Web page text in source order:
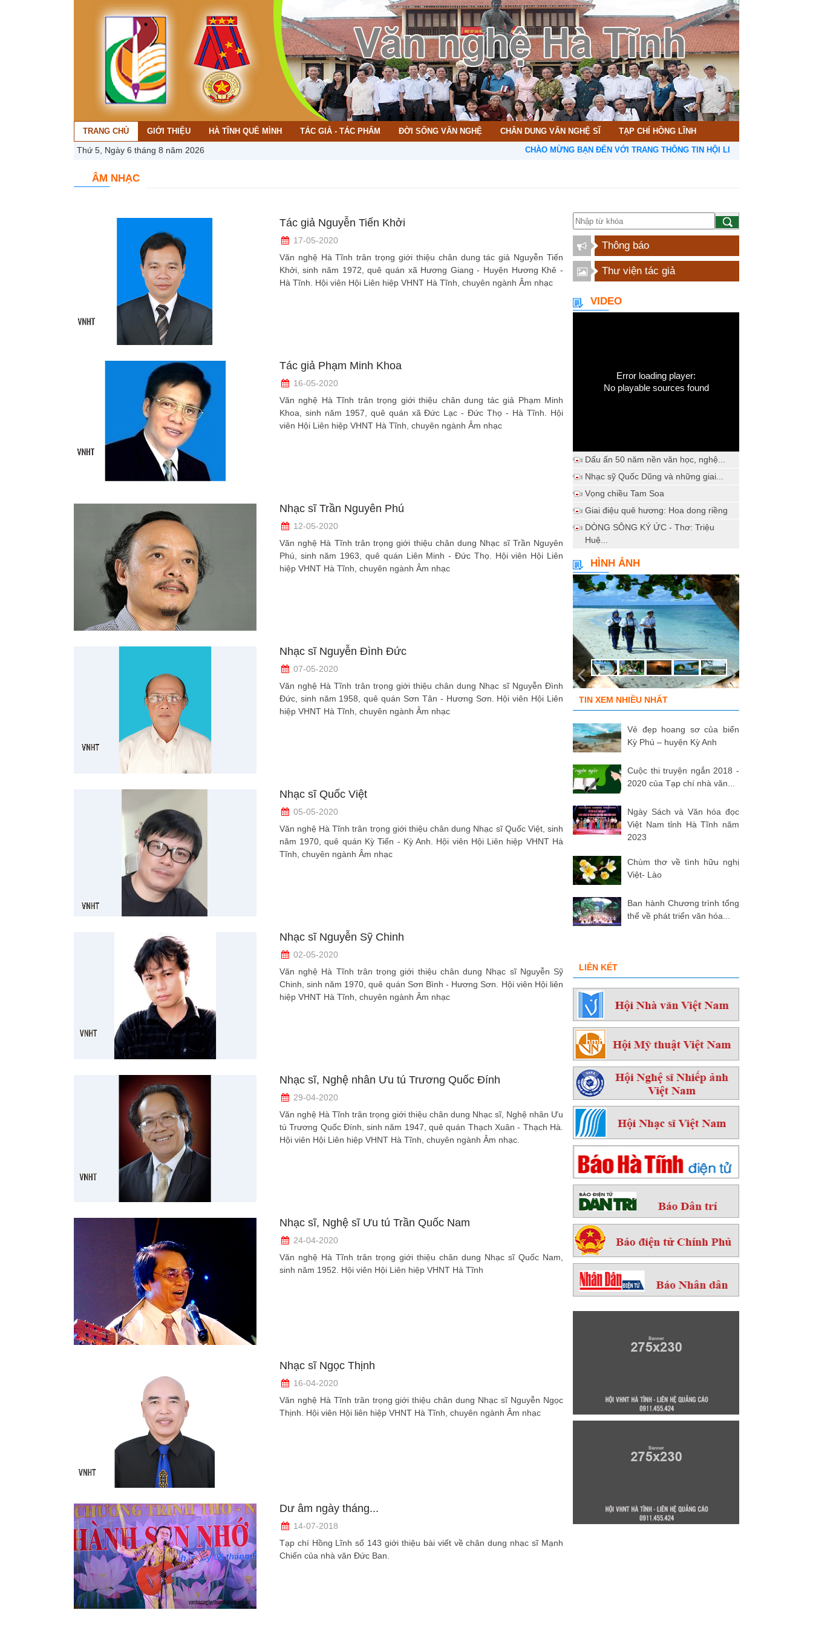
TRANG CHỦ GIỚI THIỆU HÀ TĨNH QUÊ MÌNH TÁC GIẢ - TÁC PHẨM ĐỜI SỐNG VĂN NGHỆ CHÂN DUNG VĂN NGHỆ SĨ TẠP CHÍ HỒNG LĨNH
Thứ 5, Ngày 6 tháng 8 năm 2026 CHÀO MỪNG BẠN ĐẾN VỚI TRANG THÔNG TIN HỘI LIÊN HIỆP VĂN HỌC NGHỆ
ÂM NHẠC
Tác giả Nguyễn Tiến Khởi
17-05-2020
Văn nghệ Hà Tĩnh trân trọng giới thiệu chân dung tác giả Nguyễn Tiến
Khởi, sinh năm 1972, quê quán xã Hương Giang - Huyện Hương Khê -
Hà Tĩnh. Hội viên Hội Liên hiệp VHNT Hà Tĩnh, chuyên ngành Âm nhạc
Tác giả Phạm Minh Khoa
16-05-2020
Văn nghệ Hà Tĩnh trân trọng giới thiệu chân dung tác giả Phạm Minh
Khoa, sinh năm 1957, quê quán xã Đức Lạc - Đức Thọ - Hà Tĩnh. Hội
viên Hội Liên hiệp VHNT Hà Tĩnh, chuyên ngành Âm nhạc
Nhạc sĩ Trần Nguyên Phú
12-05-2020
Văn nghệ Hà Tĩnh trân trọng giới thiệu chân dung Nhạc sĩ Trần Nguyên
Phú, sinh năm 1963, quê quán Liên Minh - Đức Thọ. Hội viên Hội Liên
hiệp VHNT Hà Tĩnh, chuyên ngành Âm nhạc
Nhạc sĩ Nguyễn Đình Đức
07-05-2020
Văn nghệ Hà Tĩnh trân trọng giới thiệu chân dung Nhạc sĩ Nguyễn Đình
Đức, sinh năm 1958, quê quán Sơn Tân - Hương Sơn. Hội viên Hội Liên
hiệp VHNT Hà Tĩnh, chuyên ngành Âm nhạc
Nhạc sĩ Quốc Việt
05-05-2020
Văn nghệ Hà Tĩnh trân trọng giới thiệu chân dung Nhạc sĩ Quốc Việt, sinh
năm 1970, quê quán Kỳ Tiến - Kỳ Anh. Hội viên Hội Liên hiệp VHNT Hà
Tĩnh, chuyên ngành Âm nhạc
Nhạc sĩ Nguyễn Sỹ Chinh
02-05-2020
Văn nghệ Hà Tĩnh trân trọng giới thiệu chân dung Nhạc sĩ Nguyễn Sỹ
Chinh, sinh năm 1970, quê quán Sơn Bình - Hương Sơn. Hội viên Hội liên
hiệp VHNT Hà Tĩnh, chuyên ngành Âm nhạc
Nhạc sĩ, Nghệ nhân Ưu tú Trương Quốc Đính
29-04-2020
Văn nghệ Hà Tĩnh trân trọng giới thiệu chân dung Nhạc sĩ, Nghệ nhân Ưu
tú Trương Quốc Đính, sinh năm 1947, quê quán Thạch Xuân - Thạch Hà.
Hội viên Hội Liên hiệp VHNT Hà Tĩnh, chuyên ngành Âm nhạc.
Nhạc sĩ, Nghệ sĩ Ưu tú Trần Quốc Nam
24-04-2020
Văn nghệ Hà Tĩnh trân trọng giới thiệu chân dung Nhạc sĩ Quốc Nam,
sinh năm 1952. Hội viên Hội Liên hiệp VHNT Hà Tĩnh
Nhạc sĩ Ngọc Thịnh
16-04-2020
Văn nghệ Hà Tĩnh trân trọng giới thiệu chân dung Nhạc sĩ Nguyễn Ngọc
Thịnh. Hội viên Hội liên hiệp VHNT Hà Tĩnh, chuyên ngành Âm nhạc
Dư âm ngày tháng...
14-07-2018
Tạp chí Hồng Lĩnh số 143 giới thiệu bài viết về chân dung nhạc sĩ Mạnh
Chiến của nhà văn Đức Ban.
Thông báo
Thư viện tác giả
VIDEO
Error loading player:
No playable sources found
Dấu ấn 50 năm nền văn học, nghệ...
Nhạc sỹ Quốc Dũng và những giai...
Vọng chiều Tam Soa
Giai điệu quê hương: Hoa dong riềng
DÒNG SÔNG KÝ ỨC - Thơ: Triệu
Huệ...
HÌNH ẢNH
TIN XEM NHIỀU NHẤT
Vẻ đẹp hoang sơ của biển
Kỳ Phú – huyện Kỳ Anh
Cuộc thi truyện ngắn 2018 -
2020 của Tạp chí nhà văn...
Ngày Sách và Văn hóa đọc
Việt Nam tỉnh Hà Tĩnh năm
2023
Chùm thơ về tình hữu nghị
Việt- Lào
Ban hành Chương trình tổng
thể về phát triển văn hóa...
LIÊN KẾT